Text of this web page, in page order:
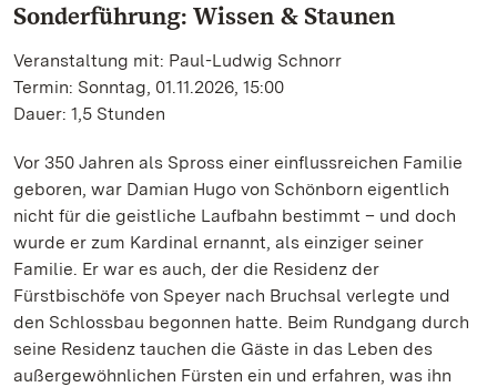
Sonderführung: Wissen & Staunen
Veranstaltung mit: Paul-Ludwig Schnorr
Termin: Sonntag, 01.11.2026, 15:00
Dauer: 1,5 Stunden
Vor 350 Jahren als Spross einer einflussreichen Familie
geboren, war Damian Hugo von Schönborn eigentlich
nicht für die geistliche Laufbahn bestimmt – und doch
wurde er zum Kardinal ernannt, als einziger seiner
Familie. Er war es auch, der die Residenz der
Fürstbischöfe von Speyer nach Bruchsal verlegte und
den Schlossbau begonnen hatte. Beim Rundgang durch
seine Residenz tauchen die Gäste in das Leben des
außergewöhnlichen Fürsten ein und erfahren, was ihn